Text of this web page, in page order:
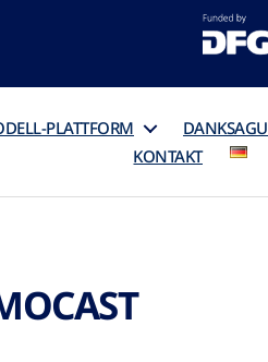
PLATTFORM
KONTAKT